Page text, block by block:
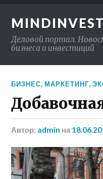
MINDINVEST
Деловой портал.
бизнеса и инвестиций
БИЗНЕС,МАРКЕТИНГ,
Автор: admin на